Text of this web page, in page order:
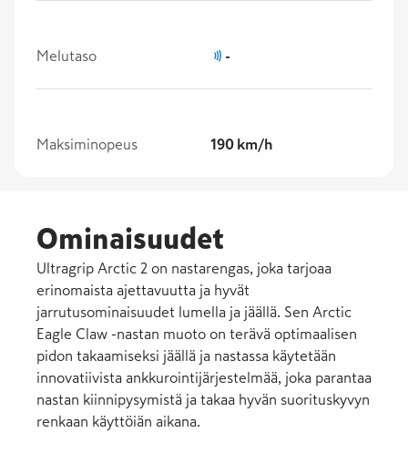
Melutaso -
Maksiminopeus 190 km/h
Ominaisuudet
Ultragrip Arctic 2 on nastarengas, joka tarjoaa
erinomaista ajettavuutta ja hyvät
jarrutusominaisuudet lumella ja jäällä. Sen Arctic
Eagle Claw -nastan muoto on terävä optimaalisen
pidon takaamiseksi jäällä ja nastassa käytetään
innovatiivista ankkurointijärjestelmää, joka parantaa
nastan kiinnipysymistä ja takaa hyvän suorituskyvyn
renkaan käyttöiän aikana.